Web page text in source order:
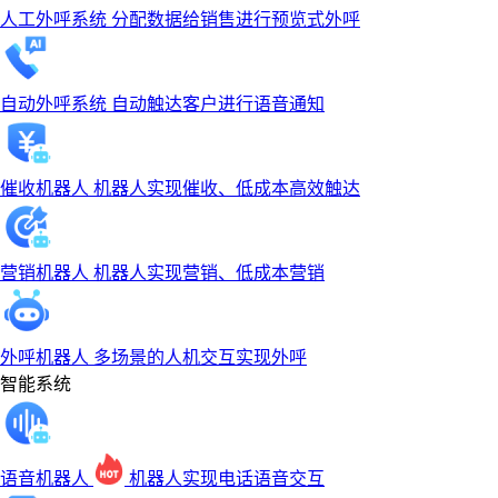
人工外呼系统 分配数据给销售进行预览式外呼
自动外呼系统 自动触达客户进行语音通知
催收机器人 机器人实现催收、低成本高效触达
营销机器人 机器人实现营销、低成本营销
外呼机器人 多场景的人机交互实现外呼
智能系统
语音机器人 机器人实现电话语音交互